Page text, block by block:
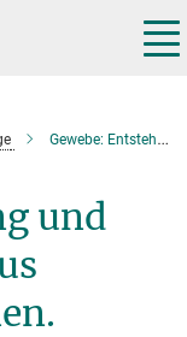
Gewebe: Entstehung und Heilung. Was wir aus Tierversuchen lernen.
und